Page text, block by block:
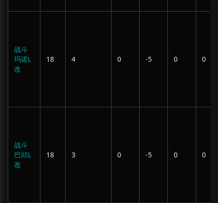
战斗
玛诺L
改
18 4 0 -5 0 0
战斗
巴邱L
改
18 3 0 -5 0 0